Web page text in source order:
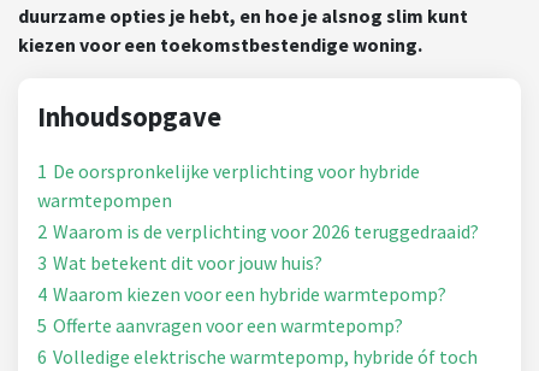
duurzame opties je hebt, en hoe je alsnog slim kunt
kiezen voor een toekomstbestendige woning.
Inhoudsopgave
1 De oorspronkelijke verplichting voor hybride
warmtepompen
2 Waarom is de verplichting voor 2026 teruggedraaid?
3 Wat betekent dit voor jouw huis?
4 Waarom kiezen voor een hybride warmtepomp?
5 Offerte aanvragen voor een warmtepomp?
6 Volledige elektrische warmtepomp, hybride óf toch